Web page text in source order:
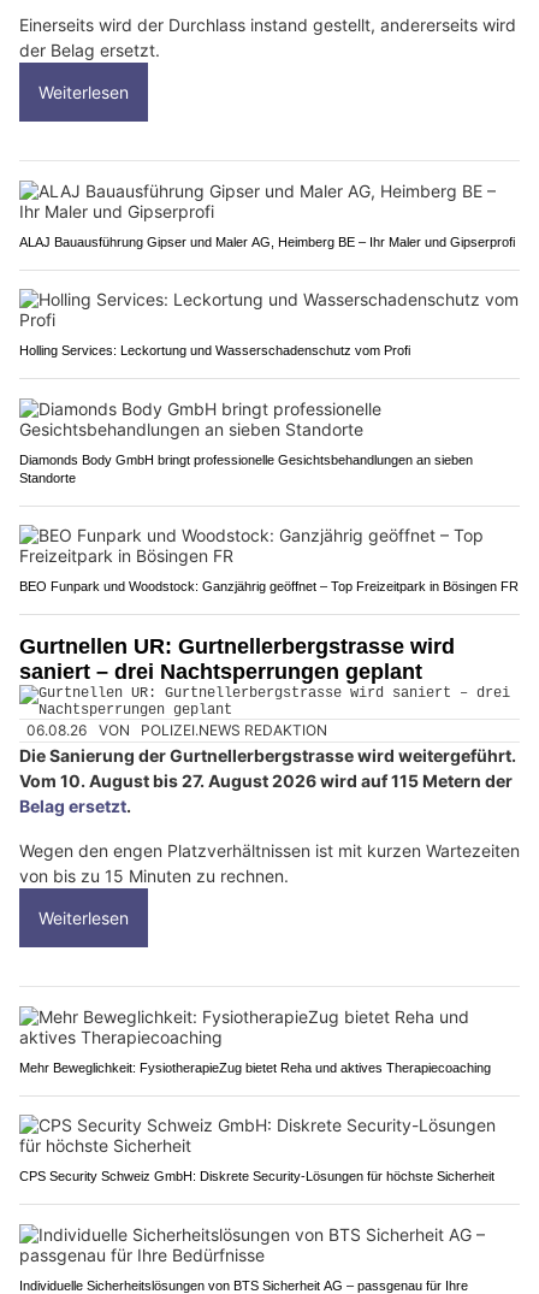
Einerseits wird der Durchlass instand gestellt, andererseits wird
der Belag ersetzt.
Weiterlesen
ALAJ Bauausführung Gipser und Maler AG, Heimberg BE – Ihr Maler und Gipserprofi
Holling Services: Leckortung und Wasserschadenschutz vom Profi
Diamonds Body GmbH bringt professionelle Gesichtsbehandlungen an sieben
Standorte
BEO Funpark und Woodstock: Ganzjährig geöffnet – Top Freizeitpark in Bösingen FR
Gurtnellen UR: Gurtnellerbergstrasse wird
saniert – drei Nachtsperrungen geplant
06.08.26 VON POLIZEI.NEWS REDAKTION
Die Sanierung der Gurtnellerbergstrasse wird weitergeführt.
Vom 10. August bis 27. August 2026 wird auf 115 Metern der
Belag ersetzt.
Wegen den engen Platzverhältnissen ist mit kurzen Wartezeiten
von bis zu 15 Minuten zu rechnen.
Weiterlesen
Mehr Beweglichkeit: FysiotherapieZug bietet Reha und aktives Therapiecoaching
CPS Security Schweiz GmbH: Diskrete Security-Lösungen für höchste Sicherheit
Individuelle Sicherheitslösungen von BTS Sicherheit AG – passgenau für Ihre